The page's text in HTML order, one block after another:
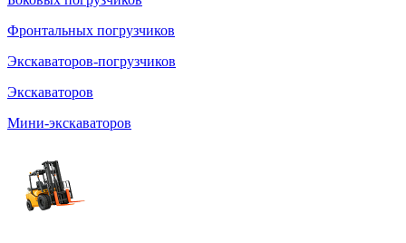
Фронтальных погрузчиков
Экскаваторов-погрузчиков
Экскаваторов
Мини-экскаваторов